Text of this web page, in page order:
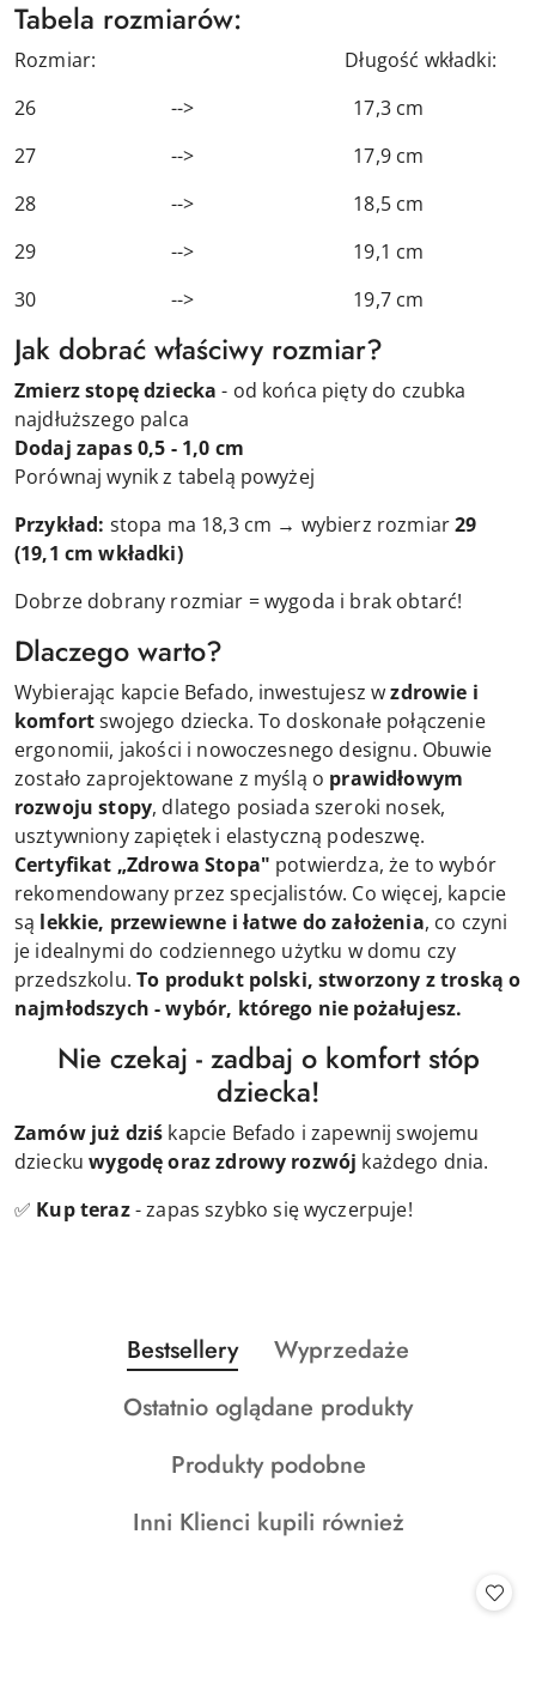
Tabela rozmiarów:
Rozmiar: Długość wkładki:
26 --> 17,3 cm
27 --> 17,9 cm
28 --> 18,5 cm
29 --> 19,1 cm
30 --> 19,7 cm
Jak dobrać właściwy rozmiar?
Zmierz stopę dziecka - od końca pięty do czubka
najdłuższego palca
Dodaj zapas 0,5 - 1,0 cm
Porównaj wynik z tabelą powyżej
Przykład: stopa ma 18,3 cm → wybierz rozmiar29
(19,1 cm wkładki)
Dobrze dobrany rozmiar = wygoda i brak obtarć!
Dlaczego warto?
Wybierając kapcie Befado, inwestujesz wzdrowie i
komfortswojego dziecka. To doskonałe połączenie
ergonomii, jakości i nowoczesnego designu. Obuwie
zostało zaprojektowane z myślą o prawidłowym
rozwoju stopy, dlatego posiada szeroki nosek,
usztywniony zapiętek i elastyczną podeszwę.
Certyfikat „Zdrowa Stopa" potwierdza, że to wybór
rekomendowany przez specjalistów. Co więcej, kapcie
są lekkie, przewiewne i łatwe do założenia, co czyni
je idealnymi do codziennego użytku w domu czy
przedszkolu.To produkt polski, stworzony z troską o
najmłodszych - wybór, którego nie pożałujesz.
Nie czekaj - zadbaj o komfort stóp
dziecka!
Zamów już dziś kapcie Befado i zapewnij swojemu
dzieckuwygodę oraz zdrowy rozwój każdego dnia.
✅ Kup teraz- zapas szybko się wyczerpuje!
Pomiń karuzelę produktów
Produkty
o
statusie:
Bestsellery
Produkty
statusie:
Wyprzedaże
Produkty
statusie:
Ostatnio oglądane produkty
Produkty
statusie:
Produkty podobne
Produkty
Inni Klienci kupili również